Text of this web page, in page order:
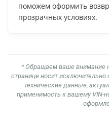
поможем оформить
прозрачных условиях.
* Обращаем ваше внимание
странице носит
технические данные,
применимость к вашему VIN-